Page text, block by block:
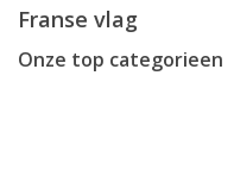
Franse vlag
Onze top categorieen